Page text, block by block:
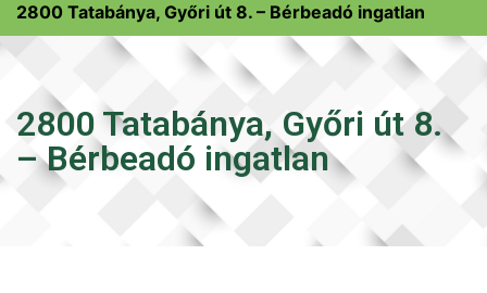
2800 Tatabánya, Győri út 8. – Bérbeadó ingatlan
2800 Tatabánya, Győri út 8.
– Bérbeadó ingatlan